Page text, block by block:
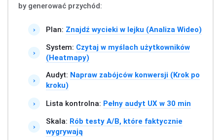
by generować przychód:
› Plan: Znajdź wycieki w lejku (Analiza Wideo)
›
System: Czytaj w myślach użytkowników
(Heatmapy)
›
Audyt: Napraw zabójców konwersji (Krok po
kroku)
› Lista kontrolna: Pełny audyt UX w 30 min
›
Skala: Rób testy A/B, które faktycznie
wygrywają